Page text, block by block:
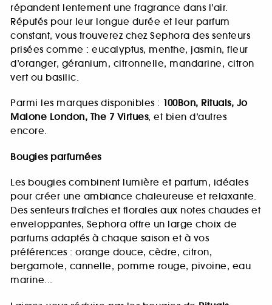
répandent lentement une fragrance dans l’air.
Réputés pour leur longue durée et leur parfum
constant, vous trouverez chez Sephora des senteurs
prisées comme : eucalyptus, menthe, jasmin, fleur
d’oranger, géranium, citronnelle, mandarine, citron
vert ou basilic.
Parmi les marques disponibles : 100Bon, Rituals, Jo
Malone London, The 7 Virtues, et bien d’autres
encore.
Bougies parfumées
Les bougies combinent lumière et parfum, idéales
pour créer une ambiance chaleureuse et relaxante.
Des senteurs fraîches et florales aux notes chaudes et
enveloppantes, Sephora offre un large choix de
parfums adaptés à chaque saison et à vos
préférences : orange douce, cèdre, citron,
bergamote, cannelle, pomme rouge, pivoine, eau
marine...